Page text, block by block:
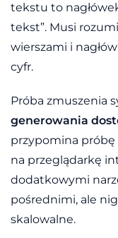
tekstu to
tekst”. Musi
wierszami i
cyfr.
Próba zmuszenia
generowania
przypomina próbę
na przeglądarkę
dodatkowymi
pośrednimi, ale
skalowalne.